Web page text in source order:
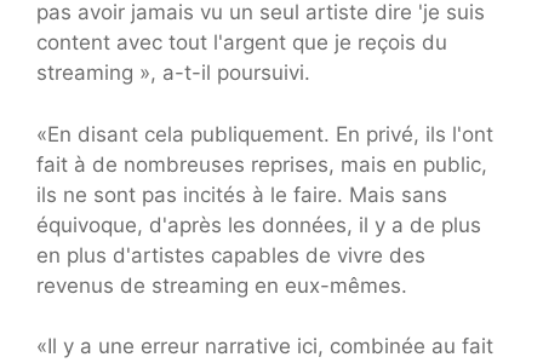
pas avoir jamais vu un seul artiste dire 'je suis
content avec tout l'argent que je reçois du
streaming », a-t-il poursuivi.
«En disant cela publiquement. En privé, ils l'ont
fait à de nombreuses reprises, mais en public,
ils ne sont pas incités à le faire. Mais sans
équivoque, d'après les données, il y a de plus
en plus d'artistes capables de vivre des
revenus de streaming en eux-mêmes.
«Il y a une erreur narrative ici, combinée au fait